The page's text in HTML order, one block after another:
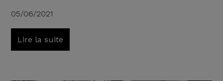
05/06/2021
Lire la suite